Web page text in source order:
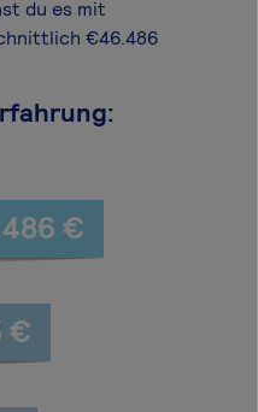
du es mit
€46.486
€
€